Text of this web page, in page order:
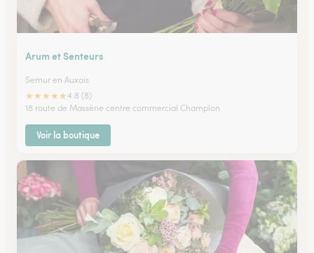
Arum et Senteurs
Semur en Auxois
★★★★★4.8 (8)
18 route de Massène centre commercial Champlon
Voir la boutique